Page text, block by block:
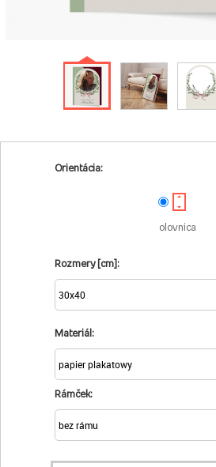
Orientácia:
olovnica
Rozmery [cm]:
Materiál:
Rámček: